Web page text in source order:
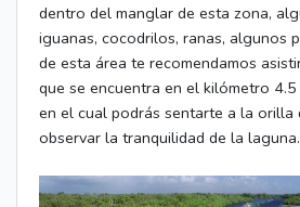
dentro del manglar de esta zona,
iguanas, cocodrilos, ranas, algunos
de esta área te recomendamos
que se encuentra en el kilómetro
en el cual podrás sentarte a la orilla
observar la tranquilidad de la laguna.